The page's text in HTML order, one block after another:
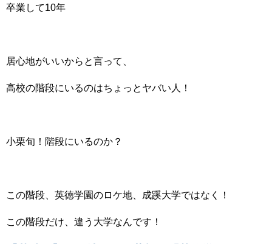
卒業して10年
居心地がいいからと言って、
高校の階段にいるのはちょっとヤバい人！
小栗旬！階段にいるのか？
この階段、英徳学園のロケ地、成蹊大学ではなく！
この階段だけ、違う大学なんです！